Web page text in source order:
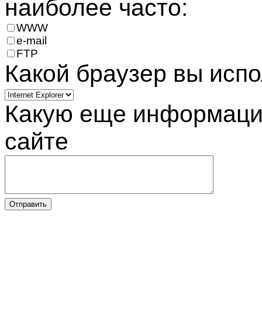
наиболее часто:
WWW
e-mail
FTP
Какой браузер вы
Какую еще
сайте